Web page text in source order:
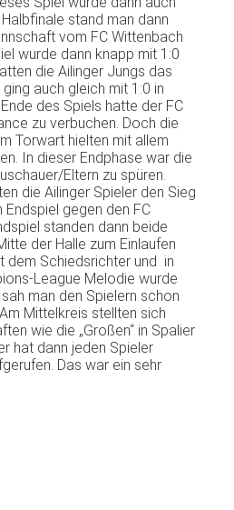
Halbfinale stand man dann
vom FC Wittenbach
wurde dann knapp mit 1:0
die Ailinger Jungs das
ging auch gleich mit 1:0 in
Ende des Spiels hatte der FC
zu verbuchen. Doch die
Torwart hielten mit allem
. In dieser Endphase war die
/Eltern zu spüren.
die Ailinger Spieler den Sieg
Endspiel gegen den FC
standen dann beide
der Halle zum Einlaufen
dem Schiedsrichter und in
League Melodie wurde
sah man den Spielern schon
Mittelkreis stellten sich
wie die „Großen“ in Spalier
hat dann jeden Spieler
. Das war ein sehr